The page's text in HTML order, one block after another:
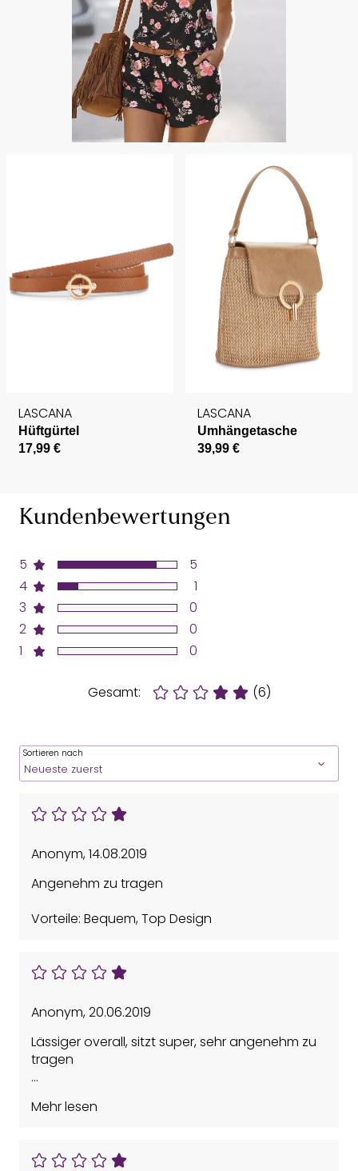
LASCANA
Hüftgürtel
17,99 €
LASCANA
Umhängetasche
39,99 €
Kundenbewertungen
5
4
3
2
1
5
1
0
0
0
Gesamt: (6)
Sortieren nach
Anonym,14.08.2019
Angenehm zu tragen
Vorteile: Bequem, Top Design
Anonym,20.06.2019
Lässiger overall, sitzt super, sehr angenehm zu
tragen
Trocknet schnell
Mehr lesen